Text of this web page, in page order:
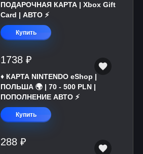
ПОДАРОЧНАЯ КАРТА | Xbox Gift
Card | АВТО ⚡
Купить
1738 ₽
♦️ КАРТА NINTENDO eShop |
ПОЛЬША 🌍 | 70 - 500 PLN |
ПОПОЛНЕНИЕ АВТО ⚡
Купить
288 ₽